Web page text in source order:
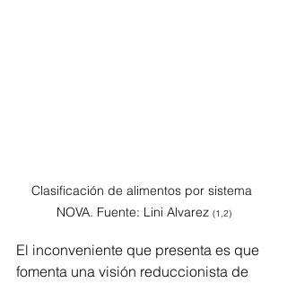
Clasificación de alimentos por sistema
NOVA. Fuente: Lini Alvarez (1,2)
El inconveniente que presenta es que
fomenta una visión reduccionista de